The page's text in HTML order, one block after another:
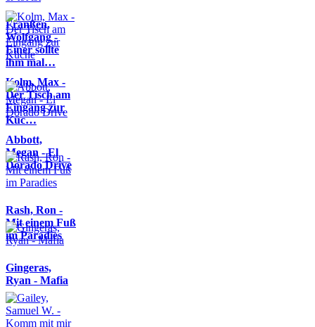
Franßen,
Wolfgang -
Einer sollte
ihm mal…
Kolm, Max -
Der Tisch am
Eingang zur
Küc…
Abbott,
Megan - El
Dorado Drive
Rash, Ron -
Mit einem Fuß
im Paradies
Gingeras,
Ryan - Mafia